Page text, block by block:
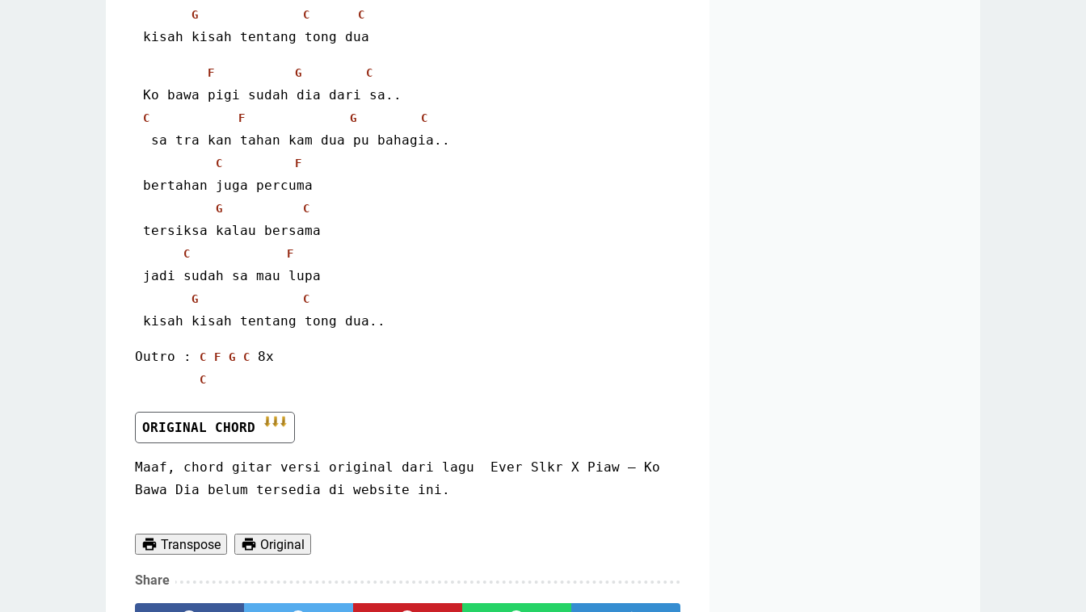
G C C
kisah kisah tentang tong dua
F G C
Ko bawa pigi sudah dia dari sa..
C F G C
  sa tra kan tahan kam dua pu bahagia..
C F
bertahan juga percuma
G C
tersiksa kalau bersama
C F
jadi sudah sa mau lupa
G C
kisah kisah tentang tong dua..
Outro : C F G C 8x
C
ORIGINAL CHORD
Maaf, chord gitar versi original dari lagu  Ever Slkr X Piaw – Ko
Bawa Dia belum tersedia di website ini.
Transpose Original
Share